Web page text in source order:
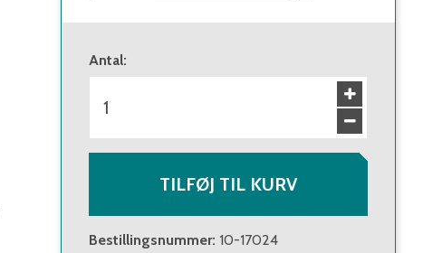
Antal:
TILFØJ TIL KURV
Bestillingsnummer: 10-17024